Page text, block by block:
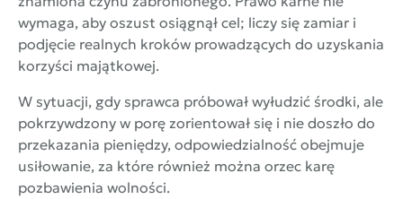
wymaga, aby oszust osiągnął cel; liczy się zamiar i
podjęcie realnych kroków prowadzących do uzyskania
korzyści majątkowej.
W sytuacji, gdy sprawca próbował wyłudzić środki, ale
pokrzywdzony w porę zorientował się i nie doszło do
przekazania pieniędzy, odpowiedzialność obejmuje
usiłowanie, za które również można orzec karę
pozbawienia wolności.